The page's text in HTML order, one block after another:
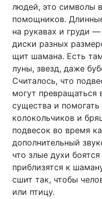
людей, это символы
помощников.
на рукавах и груди
диски разных
щит шамана. Есть
луны, звезд, даже
Считалось, что
могут превращаться
существа и
колокольчиков и
подвесок во время
дополнительный
что злые духи
приблизятся к
сшит так, чтобы
или птицу.